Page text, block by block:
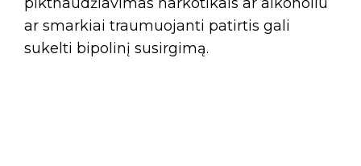
ar smarkiai traumuojanti patirtis gali
sukelti bipolinį susirgimą.